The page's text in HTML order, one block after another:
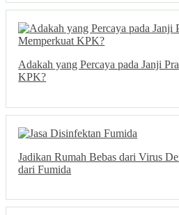
Adakah yang Percaya pada Janji
KPK?
Jadikan Rumah Bebas dari Virus
dari Fumida